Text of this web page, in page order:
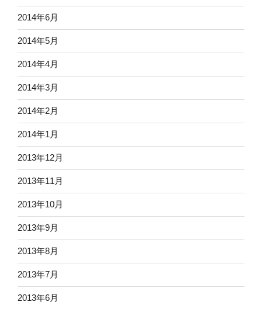
2014年6月
2014年5月
2014年4月
2014年3月
2014年2月
2014年1月
2013年12月
2013年11月
2013年10月
2013年9月
2013年8月
2013年7月
2013年6月